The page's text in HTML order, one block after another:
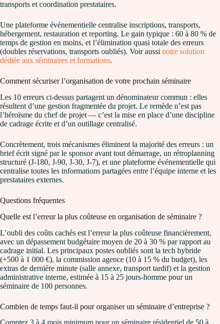
transports et coordination prestataires.
Une plateforme événementielle centralise inscriptions, transports,
hébergement, restauration et reporting. Le gain typique : 60 à 80 % de
temps de gestion en moins, et l’élimination quasi totale des erreurs
(doubles réservations, transports oubliés). Voir aussi notre solution
dédiée aux séminaires et formations.
Comment sécuriser l’organisation de votre prochain séminaire
Les 10 erreurs ci-dessus partagent un dénominateur commun : elles
résultent d’une gestion fragmentée du projet. Le remède n’est pas
l’héroïsme du chef de projet — c’est la mise en place d’une discipline
de cadrage écrite et d’un outillage centralisé.
Concrètement, trois mécanismes éliminent la majorité des erreurs : un
brief écrit signé par le sponsor avant tout démarrage, un rétroplanning
structuré (J-180, J-90, J-30, J-7), et une plateforme événementielle qui
centralise toutes les informations partagées entre l’équipe interne et les
prestataires externes.
Questions fréquentes
Quelle est l’erreur la plus coûteuse en organisation de séminaire ?
L’oubli des coûts cachés est l’erreur la plus coûteuse financièrement,
avec un dépassement budgétaire moyen de 20 à 30 % par rapport au
cadrage initial. Les principaux postes oubliés sont la tech hybride
(+500 à 1 000 €), la commission agence (10 à 15 % du budget), les
extras de dernière minute (salle annexe, transport tardif) et la gestion
administrative interne, estimée à 15 à 25 jours-homme pour un
séminaire de 100 personnes.
Combien de temps faut-il pour organiser un séminaire d’entreprise ?